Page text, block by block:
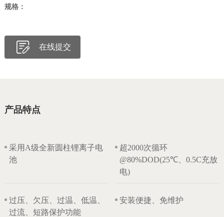
规格：
在线提交
产品特点
采用A级全新圆柱锂离子电
池
超2000次循环
@80%DOD(25℃、0.5C充放
电)
过压、欠压、过温、低温、
过流、短路保护功能
安装便捷、免维护